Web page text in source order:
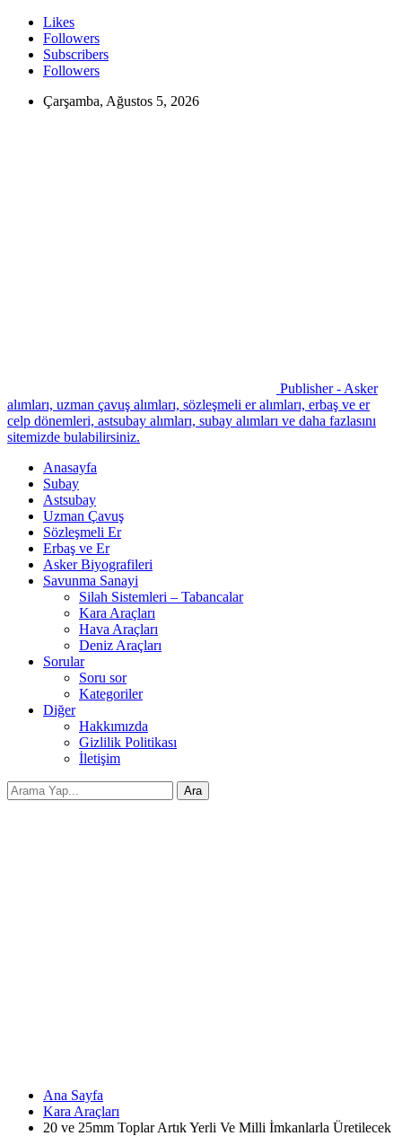
Likes
Followers
Subscribers
Followers
Çarşamba, Ağustos 5, 2026
Publisher - Asker
alımları, uzman çavuş alımları, sözleşmeli er alımları, erbaş ve er
celp dönemleri, astsubay alımları, subay alımları ve daha fazlasını
sitemizde bulabilirsiniz.
Anasayfa
Subay
Astsubay
Uzman Çavuş
Sözleşmeli Er
Erbaş ve Er
Asker Biyografileri
Savunma Sanayi
Silah Sistemleri – Tabancalar
Kara Araçları
Hava Araçları
Deniz Araçları
Sorular
Soru sor
Kategoriler
Diğer
Hakkımızda
Gizlilik Politikası
İletişim
Ana Sayfa
Kara Araçları
20 ve 25mm Toplar Artık Yerli Ve Milli İmkanlarla Üretilecek